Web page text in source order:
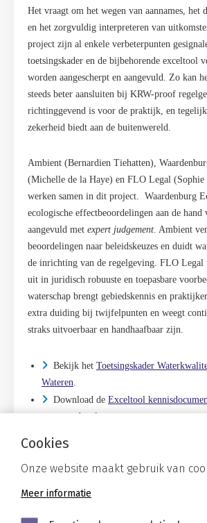
Het vraagt om het wegen van aannames, het
en het zorgvuldig interpreteren van
project zijn al enkele verbeterpunten
toetsingskader en de bijbehorende exceltool
worden aangescherpt en aangevuld. Zo kan
steeds beter aansluiten bij KRW-proof
richtinggevend is voor de praktijk, en
zekerheid biedt aan de buitenwereld.
Ambient (Bernardien Tiehatten),
(Michelle de la Haye) en FLO Legal (Sophie
werken samen in dit project. Waardenburg
ecologische effectbeoordelingen aan de hand
aangevuld met expert judgement. Ambient
beoordelingen naar beleidskeuzes en duidt
de inrichting van de regelgeving. FLO Legal
uit in juridisch robuuste en toepasbare
waterschap brengt gebiedskennis en
extra duiding bij twijfelpunten en weegt
straks uitvoerbaar en handhaafbaar zijn.
Bekijk het Toetsingskader
Wateren.
Download de Exceltool
een waardevol
Gerelateerd
Cookies
Onze website maakt gebruik van
Meer informatie